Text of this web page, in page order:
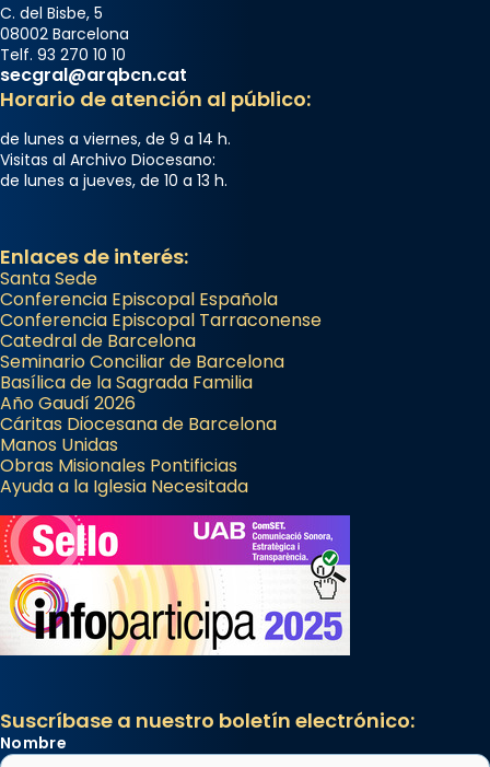
C. del Bisbe, 5
08002 Barcelona
Telf. 93 270 10 10
secgral@arqbcn.cat
Horario de atención al público:
de lunes a viernes, de 9 a 14 h.
Visitas al Archivo Diocesano:
de lunes a jueves, de 10 a 13 h.
Enlaces de interés:
Santa Sede
Conferencia Episcopal Española
Conferencia Episcopal Tarraconense
Catedral de Barcelona
Seminario Conciliar de Barcelona
Basílica de la Sagrada Familia
Año Gaudí 2026
Cáritas Diocesana de Barcelona
Manos Unidas
Obras Misionales Pontificias
Ayuda a la Iglesia Necesitada
Suscríbase a nuestro boletín electrónico:
Nombre